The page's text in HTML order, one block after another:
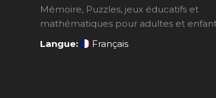
Mémoire, Puzzles, jeux éducatifs et
mathématiques pour adultes et
Langue:
Français